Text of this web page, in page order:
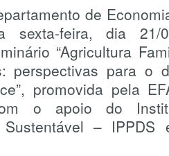
de
sexta-feira, dia
“Agricultura
perspectivas para o
promovida pela
o apoio do
Sustentável –